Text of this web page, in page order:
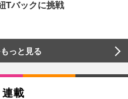
Tバックに挑戦
っと見る
載